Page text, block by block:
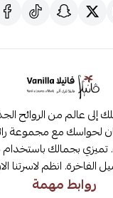
إلى عالم من الروائح
لحواسك مع مجموعة
تميزي بجمالك
الفاخرة. انظم لاسرتنا
روابط مهمة